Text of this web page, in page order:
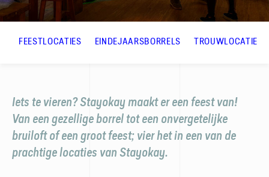
FEESTLOCATIES EINDEJAARSBORRELS TROUWLOCATIES
Iets te vieren? Stayokay maakt er een feest van!
Van een gezellige borrel tot een onvergetelijke
bruiloft of een groot feest; vier het in een van de
prachtige locaties van Stayokay.